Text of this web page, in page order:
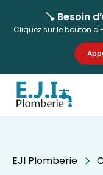
🪠 Besoin
Cliquez sur le bouton
EJI Plomberie